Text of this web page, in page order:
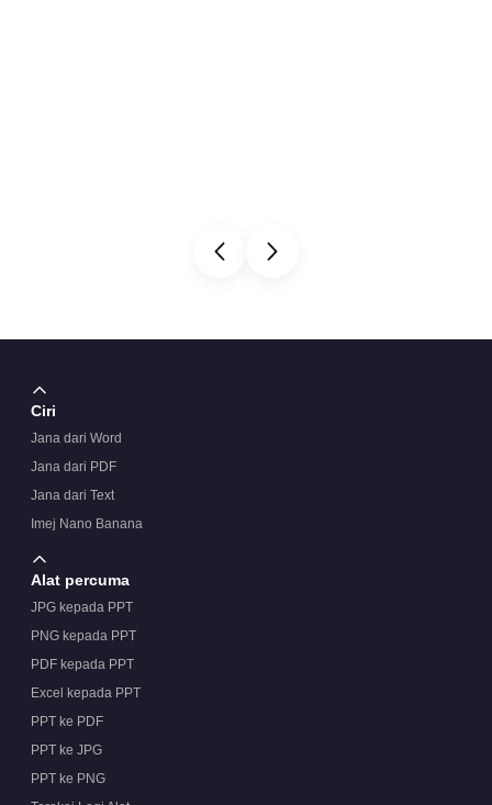
Ciri
Jana dari Word
Jana dari PDF
Jana dari Text
Imej Nano Banana
Alat percuma
JPG kepada PPT
PNG kepada PPT
PDF kepada PPT
Excel kepada PPT
PPT ke PDF
PPT ke JPG
PPT ke PNG